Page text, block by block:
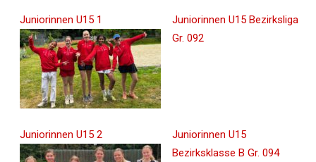
Juniorinnen U15 1
Juniorinnen U15 Bezirksliga
Gr. 092
Juniorinnen U15 2
Juniorinnen U15
Bezirksklasse B Gr. 094